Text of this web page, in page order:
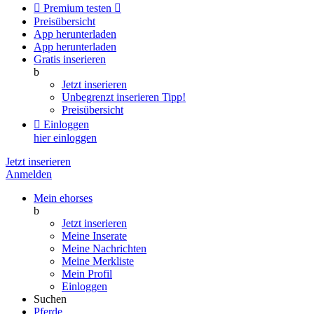
 Premium testen 
Preisübersicht
App herunterladen
App herunterladen
Gratis inserieren
b
Jetzt inserieren
Unbegrenzt inserieren Tipp!
Preisübersicht
 Einloggen
hier einloggen
Jetzt inserieren
Anmelden
Mein ehorses
b
Jetzt inserieren
Meine Inserate
Meine Nachrichten
Meine Merkliste
Mein Profil
Einloggen
Suchen
Pferde